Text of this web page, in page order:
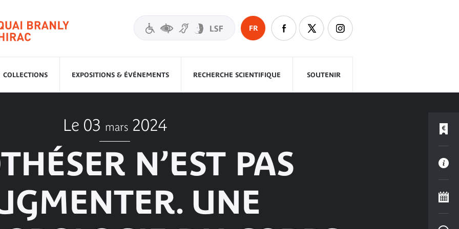
FR
COLLECTIONS EXPOSITIONS & ÉVÉNEMENTS RECHERCHE SCIENTIFIQUE SOUTENIR
Le 03 mars 2024
N’EST PAS
UNE